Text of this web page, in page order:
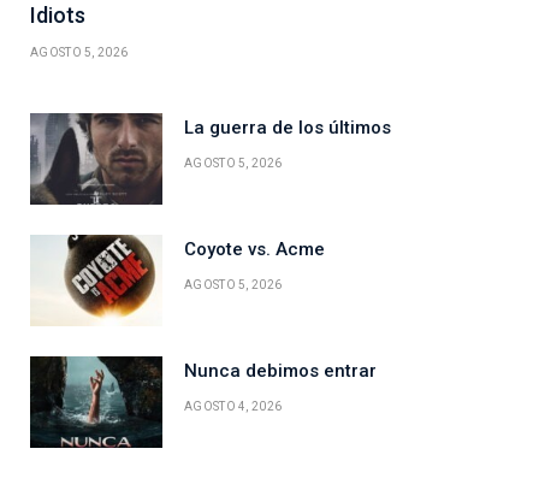
Idiots
AGOSTO 5, 2026
La guerra de los últimos
AGOSTO 5, 2026
Coyote vs. Acme
AGOSTO 5, 2026
Nunca debimos entrar
AGOSTO 4, 2026